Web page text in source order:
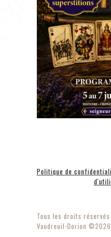
Politique de
Tous les droits
Vaudreuil-Dorion ©2026